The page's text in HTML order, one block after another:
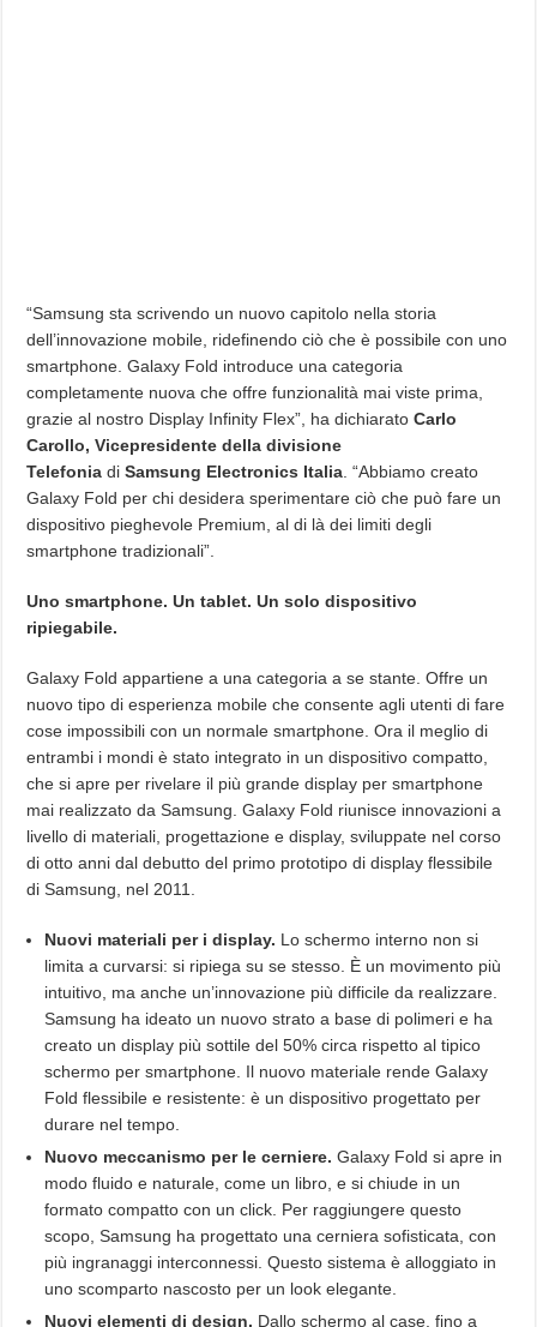
“Samsung sta scrivendo un nuovo capitolo nella storia
dell’innovazione mobile, ridefinendo ciò che è possibile con uno
smartphone. Galaxy Fold introduce una categoria
completamente nuova che offre funzionalità mai viste prima,
grazie al nostro Display Infinity Flex”, ha dichiaratoCarlo
Carollo, Vicepresidente della divisione
Telefoniadi Samsung Electronics Italia . “Abbiamo creato
Galaxy Fold per chi desidera sperimentare ciò che può fare un
dispositivo pieghevole Premium, al di là dei limiti degli
smartphone tradizionali”.
Uno smartphone. Un tablet. Un solo dispositivo
ripiegabile.
Galaxy Fold appartiene a una categoria a se stante. Offre un
nuovo tipo di esperienza mobile che consente agli utenti di fare
cose impossibili con un normale smartphone. Ora il meglio di
entrambi i mondi è stato integrato in un dispositivo compatto,
che si apre per rivelare il più grande display per smartphone
mai realizzato da Samsung. Galaxy Fold riunisce innovazioni a
livello di materiali, progettazione e display, sviluppate nel corso
di otto anni dal debutto del primo prototipo di display flessibile
di Samsung, nel 2011.
Nuovi materiali per i display. Lo schermo interno non si
limita a curvarsi: si ripiega su se stesso. È un movimento più
intuitivo, ma anche un’innovazione più difficile da realizzare.
Samsung ha ideato un nuovo strato a base di polimeri e ha
creato un display più sottile del 50% circa rispetto al tipico
schermo per smartphone. Il nuovo materiale rende Galaxy
Fold flessibile e resistente: è un dispositivo progettato per
durare nel tempo.
Nuovo meccanismo per le cerniere. Galaxy Fold si apre in
modo fluido e naturale, come un libro, e si chiude in un
formato compatto con un click. Per raggiungere questo
scopo, Samsung ha progettato una cerniera sofisticata, con
più ingranaggi interconnessi. Questo sistema è alloggiato in
uno scomparto nascosto per un look elegante.
Nuovi elementi di design. Dallo schermo al case, fino a